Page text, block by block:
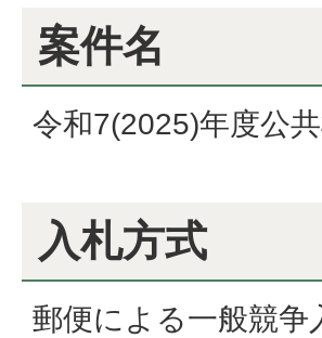
案件名
令和7(2025)年度公
入札方式
郵便による一般競争